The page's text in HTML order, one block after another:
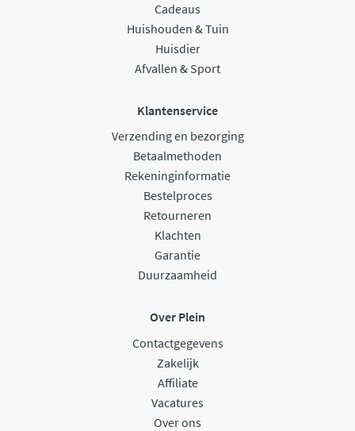
Cadeaus
Huishouden & Tuin
Huisdier
Afvallen & Sport
Klantenservice
Verzending en bezorging
Betaalmethoden
Rekeninginformatie
Bestelproces
Retourneren
Klachten
Garantie
Duurzaamheid
Over Plein
Contactgegevens
Zakelijk
Affiliate
Vacatures
Over ons